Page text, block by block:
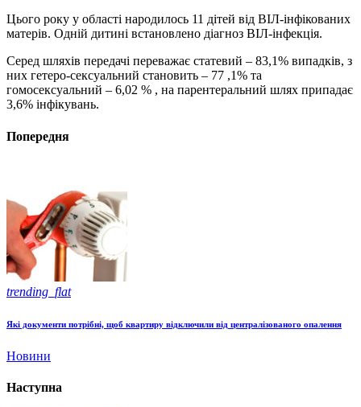
Цього року у області народилось 11 дітей від ВІЛ-інфікованих
матерів. Одній дитині встановлено діагноз ВІЛ-інфекція.
Серед шляхів передачі переважає статевий – 83,1% випадків, з
них гетеро-сексуальний становить – 77 ,1% та
гомосексуальний – 6,02 % , на парентеральний шлях припадає
3,6% інфікувань.
Попередня
trending_flat
Які документи потрібні, щоб квартиру відключили від централізованого опалення
Новини
Наступна